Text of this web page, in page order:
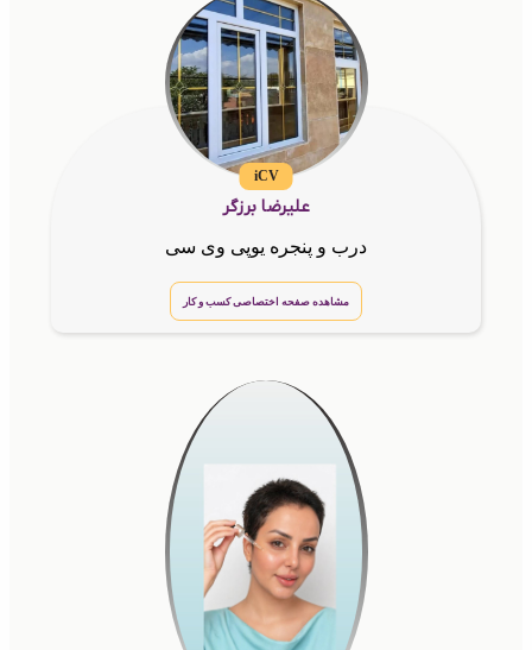
iCV
علیرضا برزگر
درب و پنجره یوپی وی سی
مشاهده صفحه اختصاصی کسب و کار